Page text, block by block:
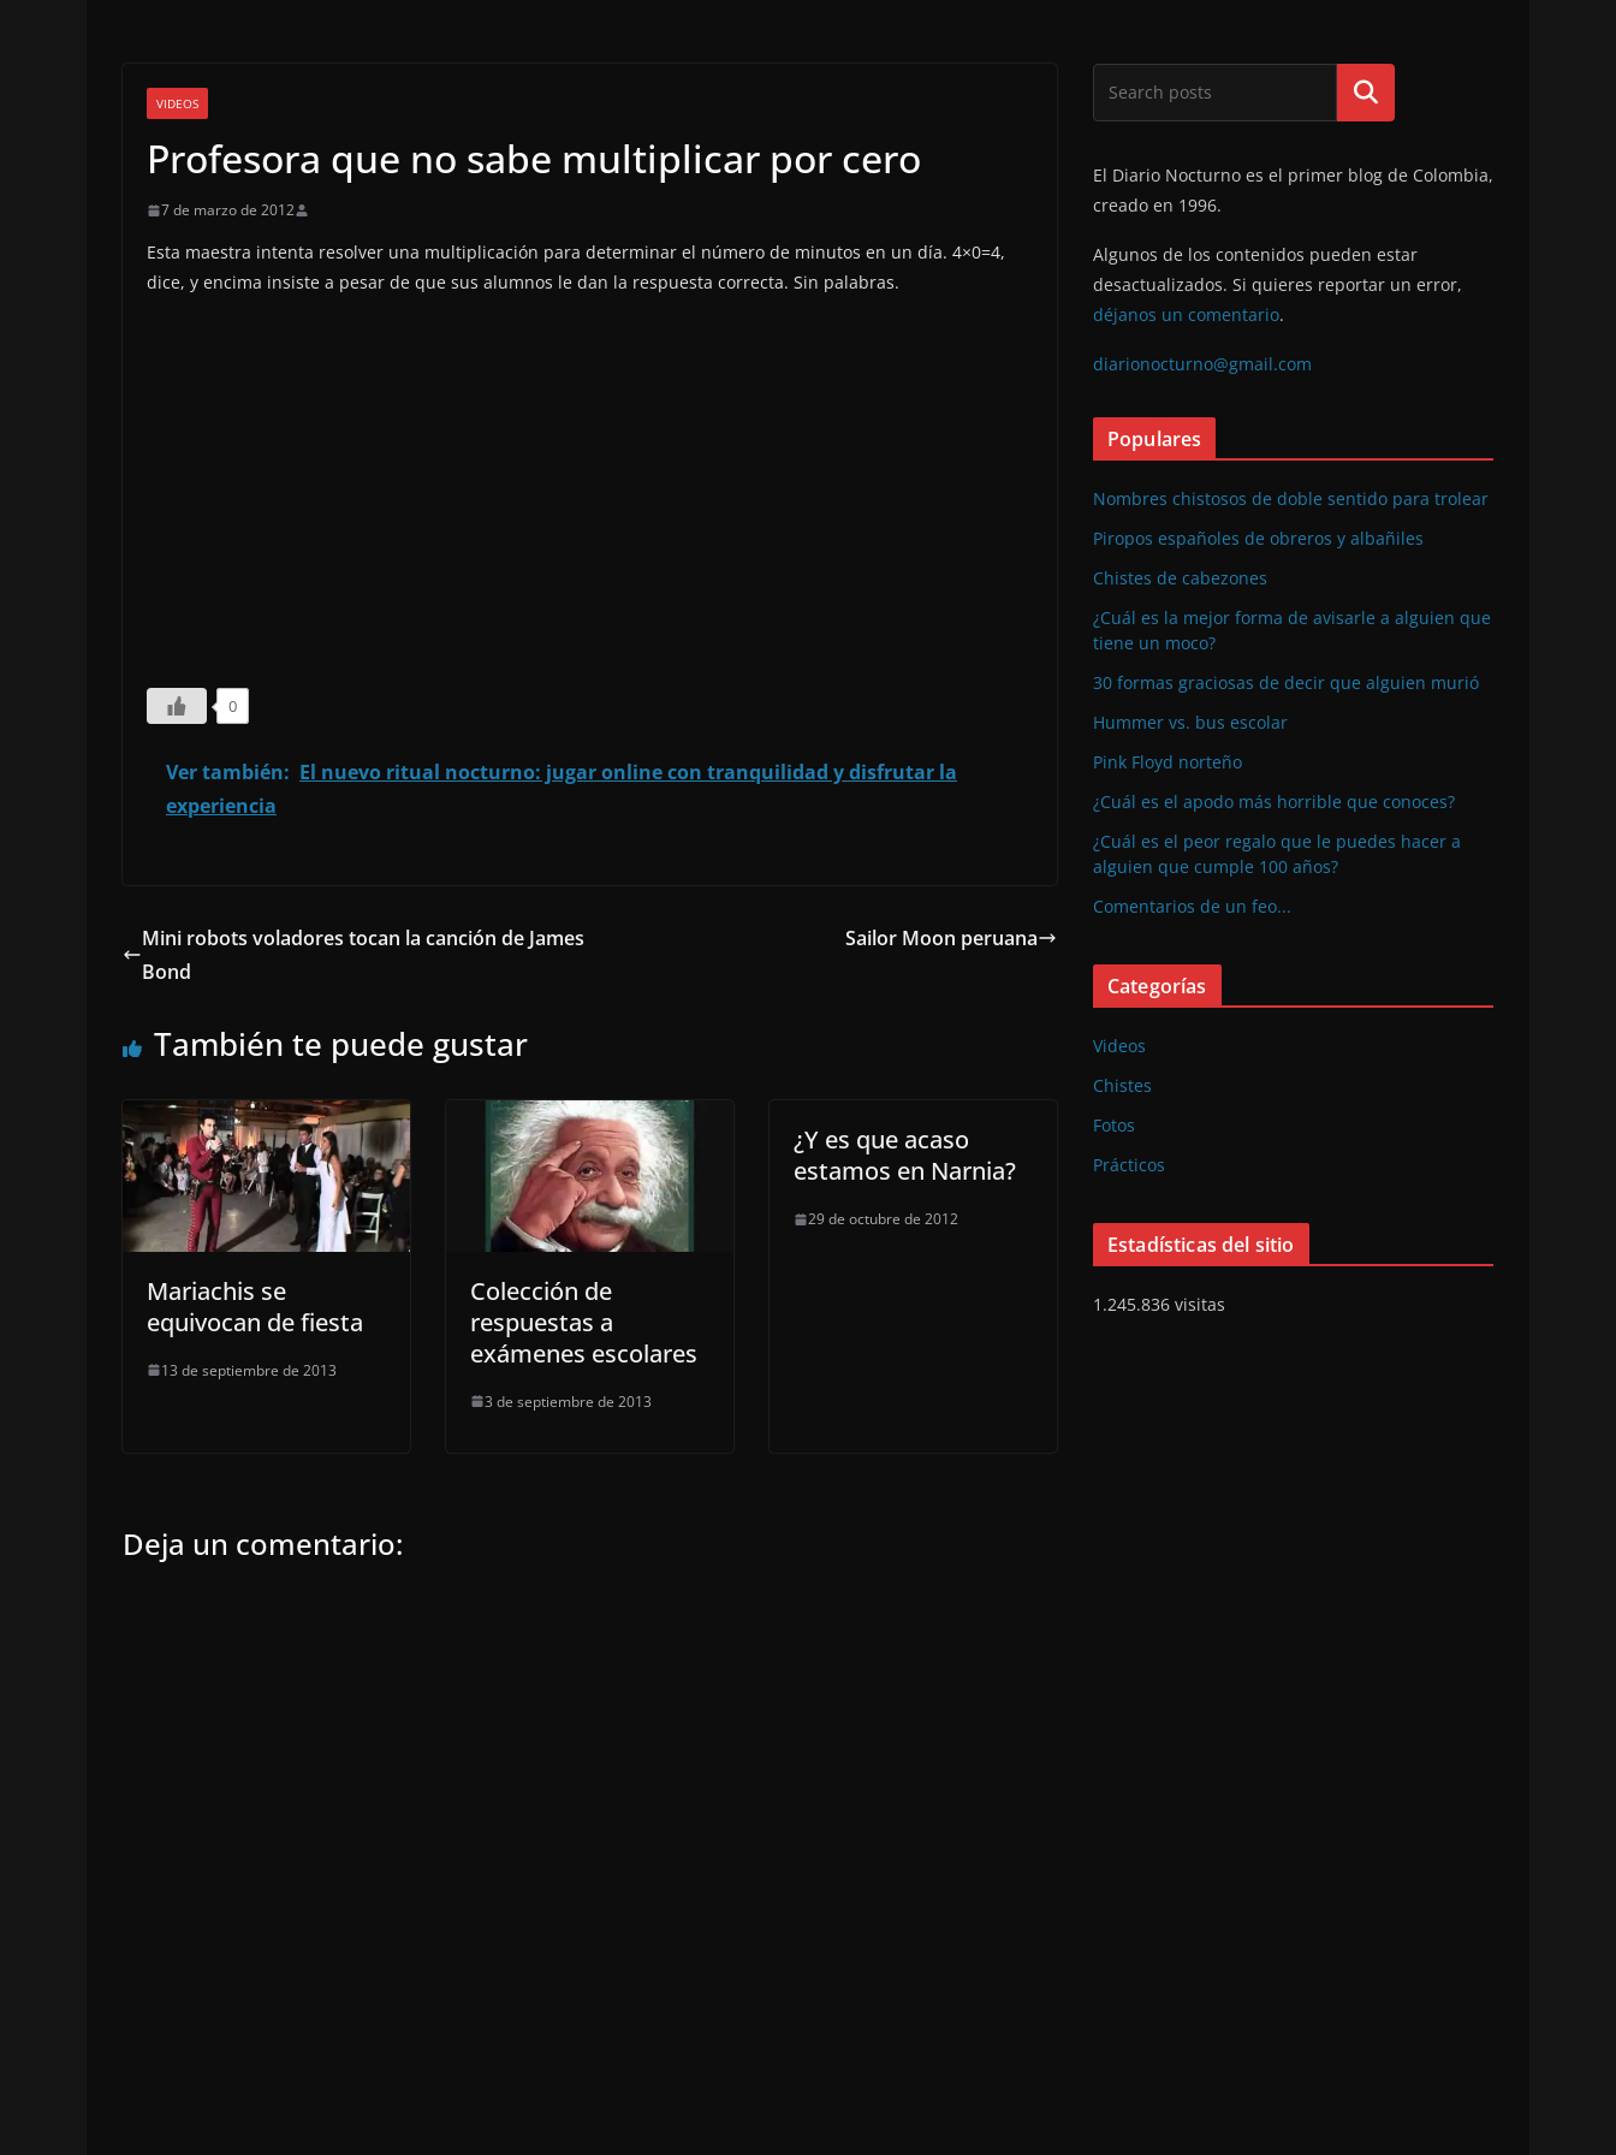
VIDEOS
Profesora que no sabe multiplicar por cero
7 de marzo de 2012
Esta maestra intenta resolver una multiplicación para determinar el número de minutos en un día. 4×0=4,
dice, y encima insiste a pesar de que sus alumnos le dan la respuesta correcta. Sin palabras.
0
Ver también: El nuevo ritual nocturno: jugar online con tranquilidad y disfrutar la
experiencia
Mini robots voladores tocan la canción de James
Bond
Sailor Moon peruana
También te puede gustar
Mariachis se
equivocan de fiesta
13 de septiembre de 2013
Colección de
respuestas a
exámenes escolares
3 de septiembre de 2013
¿Y es que acaso
estamos en Narnia?
29 de octubre de 2012
Deja un comentario:
Buscar
El Diario Nocturno es el primer blog de Colombia,
creado en 1996.
Algunos de los contenidos pueden estar
desactualizados. Si quieres reportar un error,
déjanos un comentario.
diarionocturno@gmail.com
Populares
Nombres chistosos de doble sentido para trolear
Piropos españoles de obreros y albañiles
Chistes de cabezones
¿Cuál es la mejor forma de avisarle a alguien que
tiene un moco?
30 formas graciosas de decir que alguien murió
Hummer vs. bus escolar
Pink Floyd norteño
¿Cuál es el apodo más horrible que conoces?
¿Cuál es el peor regalo que le puedes hacer a
alguien que cumple 100 años?
Comentarios de un feo...
Categorías
Videos
Chistes
Fotos
Prácticos
Estadísticas del sitio
1.245.836 visitas